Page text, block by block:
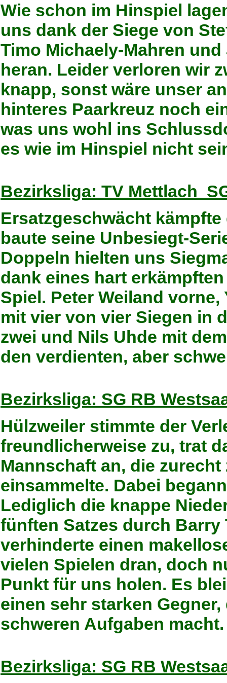
Wie schon im Hinspiel
uns dank der Siege von
Timo Michaely-Mahren
heran. Leider verloren wir
knapp, sonst wäre unser
hinteres Paarkreuz noch
was uns wohl ins
es wie im Hinspiel nicht
Bezirksliga: TV Mettlach 
Ersatzgeschwächt
baute seine Unbesiegt-
Doppeln hielten uns
dank eines hart
Spiel. Peter Weiland
mit vier von vier Siegen in
zwei und Nils Uhde mit
den verdienten, aber
Bezirksliga: SG RB
Hülzweiler stimmte der
freundlicherweise zu, trat
Mannschaft an, die
einsammelte. Dabei
Lediglich die knappe
fünften Satzes durch Barry
verhinderte einen
vielen Spielen dran, doch
Punkt für uns holen. Es
einen sehr starken
schweren Aufgaben macht.
Bezirksliga: SG RB